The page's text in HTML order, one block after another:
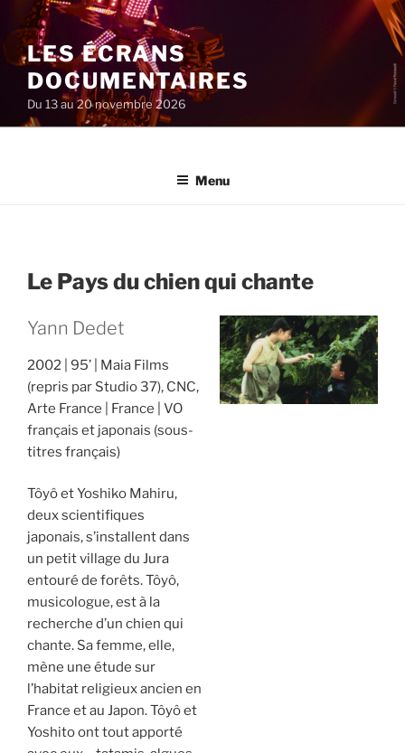
au
contenu
principal
LES ÉCRANS
DOCUMENTAIRES
Du 13 au 20 novembre 2026
Menu
Le Pays du chien qui chante
Yann Dedet
2002 95’
Maia Films
(repris par Studio 37), CNC,
Arte France
France
VO
français et japonais (sous-
titres français)
Tôyô et Yoshiko Mahiru,
deux scientifiques
japonais, s’installent dans
un petit village du Jura
entouré de forêts. Tôyô,
musicologue, est à la
recherche d’un chien qui
chante. Sa femme, elle,
mène une étude sur
l’habitat religieux ancien en
France et au Japon. Tôyô et
Yoshito ont tout apporté